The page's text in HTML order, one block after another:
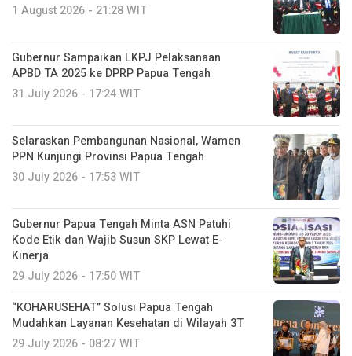
1 August 2026 - 21:28 WIT
Gubernur Sampaikan LKPJ Pelaksanaan
APBD TA 2025 ke DPRP Papua Tengah
31 July 2026 - 17:24 WIT
Selaraskan Pembangunan Nasional, Wamen
PPN Kunjungi Provinsi Papua Tengah
30 July 2026 - 17:53 WIT
Gubernur Papua Tengah Minta ASN Patuhi
Kode Etik dan Wajib Susun SKP Lewat E-
Kinerja
29 July 2026 - 17:50 WIT
“KOHARUSEHAT” Solusi Papua Tengah
Mudahkan Layanan Kesehatan di Wilayah 3T
29 July 2026 - 08:27 WIT